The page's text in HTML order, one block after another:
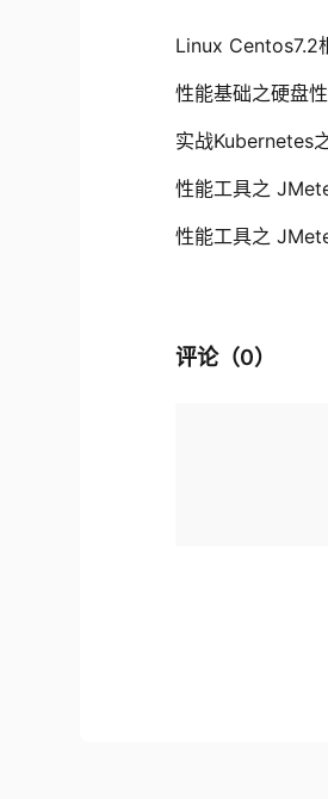
Linux Centos7.2
性能基础之硬盘
实战Kubernetes
性能工具之
性能工具之
评论（0）